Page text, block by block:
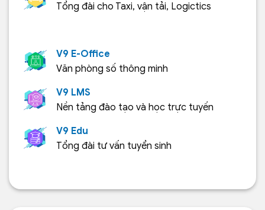
Tổng đài cho Taxi, vận tải, Logictics
V9 E-Office
Văn phòng số thông minh
V9 LMS
Nền tảng đào tạo và học trực tuyến
V9 Edu
Tổng đài tư vấn tuyển sinh